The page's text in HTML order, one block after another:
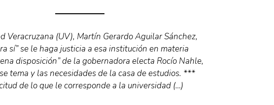
Veracruzana (UV), Martín Gerardo Aguilar Sánchez,
sí” se le haga justicia a esa institución en materia
disposición” de la gobernadora electa Rocío Nahle,
tema y las necesidades de la casa de estudios. ***
de lo que le corresponde a la universidad (…)